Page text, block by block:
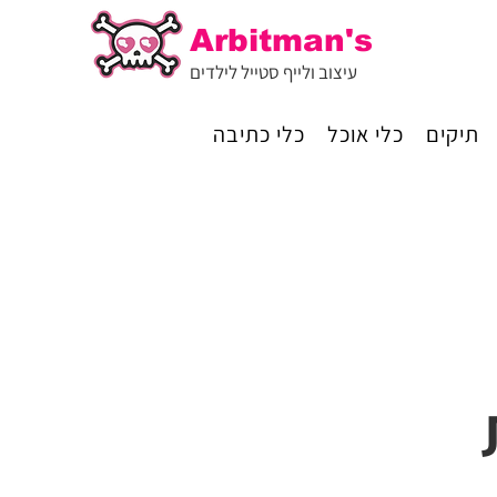
Arbitman's
עיצוב ולייף סטייל לילדים
תיקים כלי אוכל כלי כתיבה